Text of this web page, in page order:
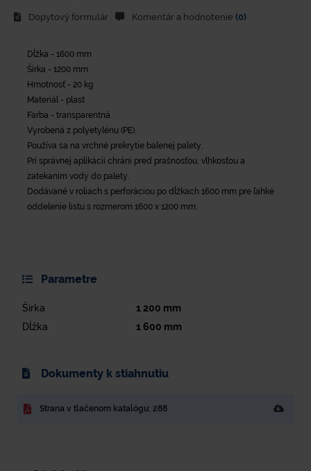
Dopytový formulár Komentár a hodnotenie (0)
Dĺžka - 1600 mm
Šírka - 1200 mm
Hmotnosť - 20 kg
Materiál - plast
Farba - transparentná
Vyrobená z polyetylénu (PE).
Používa sa na vrchné prekrytie balenej palety.
Pri správnej aplikácii chráni pred prašnosťou, vlhkosťou a
zatekaním vody do palety.
Dodávané v roliach s perforáciou po dĺžkach 1600 mm pre ľahké
oddelenie listu s rozmerom 1600 x 1200 mm.
Parametre
Šírka 1 200 mm
Dĺžka
1 600 mm
Dokumenty k stiahnutiu
Strana v tlačenom katalógu: 288